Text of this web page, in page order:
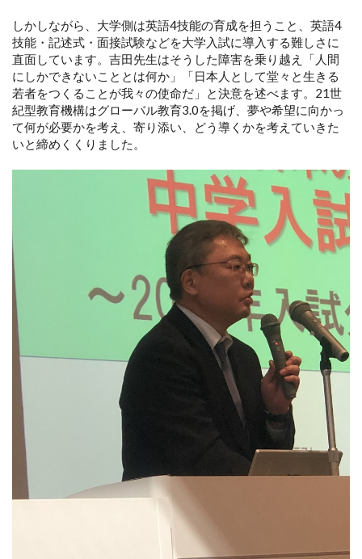
しかしながら、大学側は英語4技能の育成を担うこと、英語4
技能・記述式・面接試験などを大学入試に導入する難しさに
直面しています。吉田先生はそうした障害を乗り越え「人間
にしかできないこととは何か」「日本人として堂々と生きる
若者をつくることが我々の使命だ」と決意を述べます。21世
紀型教育機構はグローバル教育3.0を掲げ、夢や希望に向かっ
て何が必要かを考え、寄り添い、どう導くかを考えていきた
いと締めくくりました。